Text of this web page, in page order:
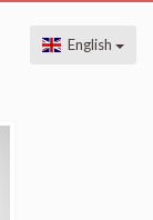
English